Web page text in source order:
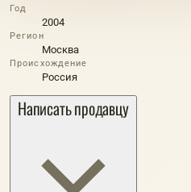
Год
2004
Регион
Москва
Происхождение
Россия
Написать продавцу